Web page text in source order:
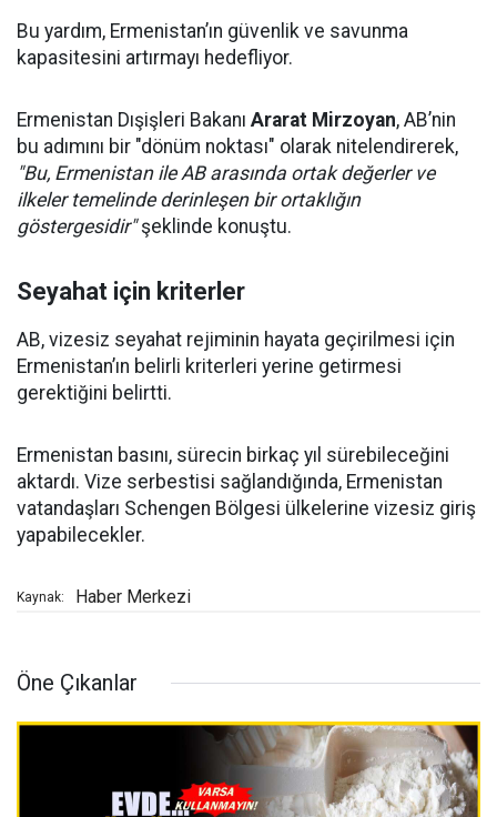
Bu yardım, Ermenistan’ın güvenlik ve savunma
kapasitesini artırmayı hedefliyor.
Ermenistan Dışişleri Bakanı Ararat Mirzoyan, AB’nin
bu adımını bir "dönüm noktası" olarak nitelendirerek,
"Bu, Ermenistan ile AB arasında ortak değerler ve
ilkeler temelinde derinleşen bir ortaklığın
göstergesidir"şeklinde konuştu.
Seyahat için kriterler
AB, vizesiz seyahat rejiminin hayata geçirilmesi için
Ermenistan’ın belirli kriterleri yerine getirmesi
gerektiğini belirtti.
Ermenistan basını, sürecin birkaç yıl sürebileceğini
aktardı. Vize serbestisi sağlandığında, Ermenistan
vatandaşları Schengen Bölgesi ülkelerine vizesiz giriş
yapabilecekler.
Kaynak: Haber Merkezi
Öne Çıkanlar